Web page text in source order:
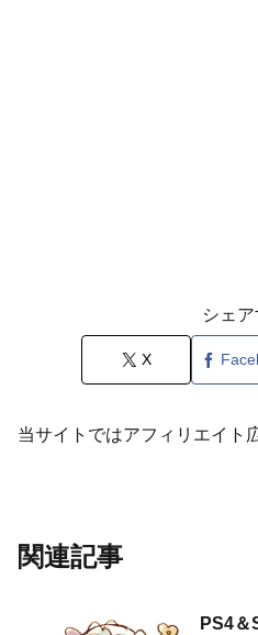
シェア
X
当サイトではアフィリエイト
関連記事
PS4